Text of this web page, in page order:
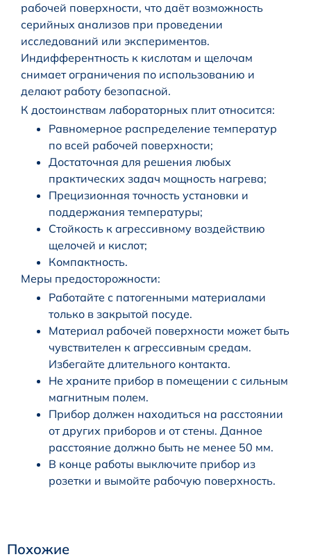
рабочей поверхности, что даёт возможность
серийных анализов при проведении
исследований или экспериментов.
Индифферентность к кислотам и щелочам
снимает ограничения по использованию и
делают работу безопасной.
К достоинствам лабораторных плит относится:
Равномерное распределение температур
по всей рабочей поверхности;
Достаточная для решения любых
практических задач мощность нагрева;
Прецизионная точность установки и
поддержания температуры;
Стойкость к агрессивному воздействию
щелочей и кислот;
Компактность.
Меры предосторожности:
Работайте с патогенными материалами
только в закрытой посуде.
Материал рабочей поверхности может быть
чувствителен к агрессивным средам.
Избегайте длительного контакта.
Не храните прибор в помещении с сильным
магнитным полем.
Прибор должен находиться на расстоянии
от других приборов и от стены. Данное
расстояние должно быть не менее 50 мм.
В конце работы выключите прибор из
розетки и вымойте рабочую поверхность.
Похожие